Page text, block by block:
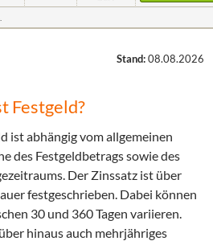
Stand:08.08.2026
Festgeld?
ist abhängig vom allgemeinen
des Festgeldbetrags sowie des
Der Zinssatz ist über
festgeschrieben. Dabei können
30 und 360 Tagen variieren.
hinaus auch mehrjähriges